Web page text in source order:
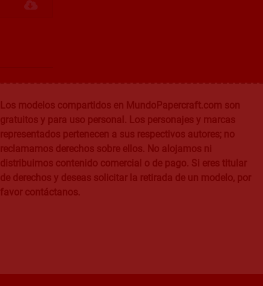
Los modelos compartidos en MundoPapercraft.com son
gratuitos y para uso personal. Los personajes y marcas
representados pertenecen a sus respectivos autores; no
reclamamos derechos sobre ellos. No alojamos ni
distribuimos contenido comercial o de pago. Si eres titular
de derechos y deseas solicitar la retirada de un modelo, por
favor contáctanos.